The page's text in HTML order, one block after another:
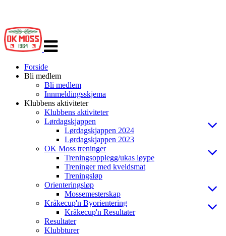
navigasjon
Forside
Bli medlem
Bli medlem
Innmeldingsskjema
Klubbens aktiviteter
Klubbens aktiviteter
Lørdagskjappen
Lørdagskjappen 2024
Lørdagskjappen 2023
OK Moss treninger
Treningsopplegg/ukas løype
Treninger med kveldsmat
Treningsløp
Orienteringsløp
Mossemesterskap
Kråkecup'n Byorientering
Kråkecup'n Resultater
Resultater
Klubbturer